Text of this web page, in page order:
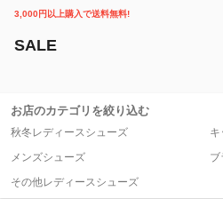
3,000円以上購入で送料無料!
SALE
お店のカテゴリを絞り込む
秋冬レディースシューズ
メンズシューズ
ブ
その他レディースシューズ
送料無料
Pontaパス特典対象すべて
送料無料
Pontaパス特典対象すべて